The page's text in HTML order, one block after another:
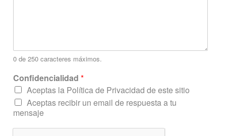
l
e
t
r
ó
n
i
c
0 de 250 caracteres máximos.
Confidencialidad *
Aceptas la Política de Privacidad de este sitio
Aceptas recibir un email de respuesta a tu
mensaje